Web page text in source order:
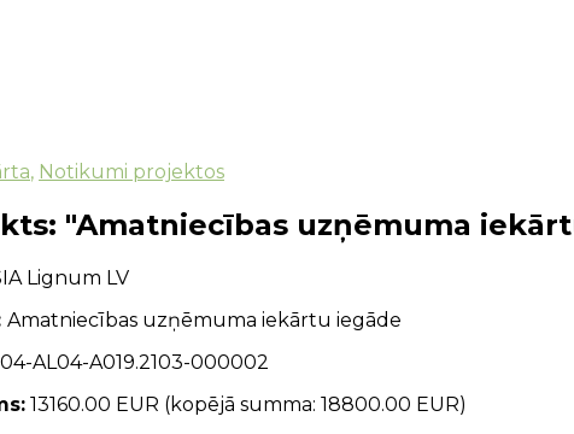
, Notikumi projektos
"Amatniecības uzņēmuma
Lignum LV
Amatniecības uzņēmuma iekārtu iegāde
AL04-A019.2103-000002
13160.00 EUR (kopējā summa: 18800.00 EUR)